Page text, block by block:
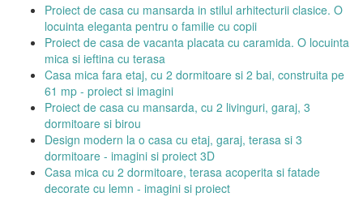
Proiect de casa cu mansarda in stilul arhitecturii clasice. O
locuinta eleganta pentru o familie cu copii
Proiect de casa de vacanta placata cu caramida. O locuinta
mica si ieftina cu terasa
Casa mica fara etaj, cu 2 dormitoare si 2 bai, construita pe
61 mp - proiect si imagini
Proiect de casa cu mansarda, cu 2 livinguri, garaj, 3
dormitoare si birou
Design modern la o casa cu etaj, garaj, terasa si 3
dormitoare - imagini si proiect 3D
Casa mica cu 2 dormitoare, terasa acoperita si fatade
decorate cu lemn - imagini si proiect